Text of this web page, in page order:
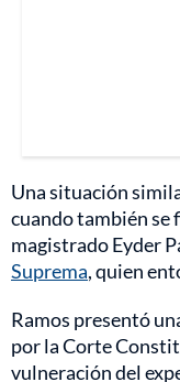
Una situación
cuando también se
magistrado Eyder
Suprema, quien
Ramos presentó
por la Corte
vulneración del